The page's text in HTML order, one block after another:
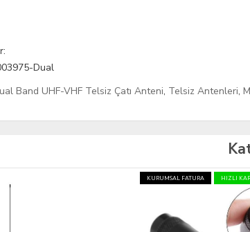
Dual
Band UHF-VHF Telsiz Çatı Anteni, Telsiz Antenleri,
KURUMSAL FATURA HIZLI